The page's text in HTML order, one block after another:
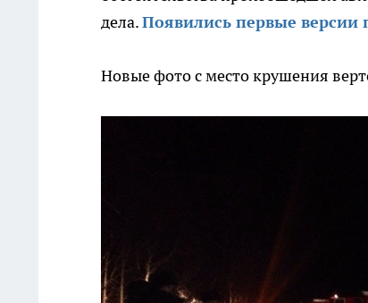
дела.Появились первые версии
Новые фото с место крушения